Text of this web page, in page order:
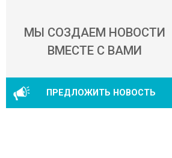
МЫ СОЗДАЕМ НОВОСТИ
ВМЕСТЕ С ВАМИ
ПРЕДЛОЖИТЬ НОВОСТЬ